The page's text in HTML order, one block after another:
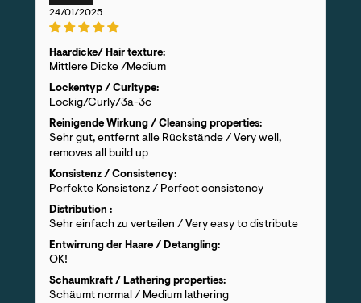
24/01/2025
Haardicke/ Hair texture:
Mittlere Dicke /Medium
Lockentyp / Curltype:
Lockig/Curly/3a-3c
Reinigende Wirkung / Cleansing properties:
Sehr gut, entfernt alle Rückstände / Very well,
removes all build up
Konsistenz / Consistency:
Perfekte Konsistenz / Perfect consistency
Distribution :
Sehr einfach zu verteilen / Very easy to distribute
Entwirrung der Haare / Detangling:
OK!
Schaumkraft / Lathering properties:
Schäumt normal / Medium lathering